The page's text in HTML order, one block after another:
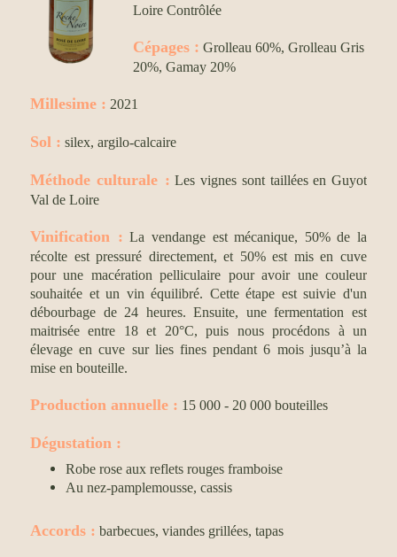
Loire Contrôlée
Cépages : Grolleau 60%, Grolleau Gris
20%, Gamay 20%
Millesime : 2021
Sol : silex, argilo-calcaire
Méthode culturale : Les vignes sont taillées en Guyot
Val de Loire
Vinification : La vendange est mécanique, 50% de la
récolte est pressuré directement, et 50% est mis en cuve
pour une macération pelliculaire pour avoir une couleur
souhaitée et un vin équilibré. Cette étape est suivie d'un
débourbage de 24 heures. Ensuite, une fermentation est
maitrisée entre 18 et 20°C, puis nous procédons à un
élevage en cuve sur lies fines pendant 6 mois jusqu’à la
mise en bouteille.
Production annuelle : 15 000 - 20 000 bouteilles
Dégustation :
Robe rose aux reflets rouges framboise
Au nez-pamplemousse, cassis
Accords : barbecues, viandes grillées, tapas